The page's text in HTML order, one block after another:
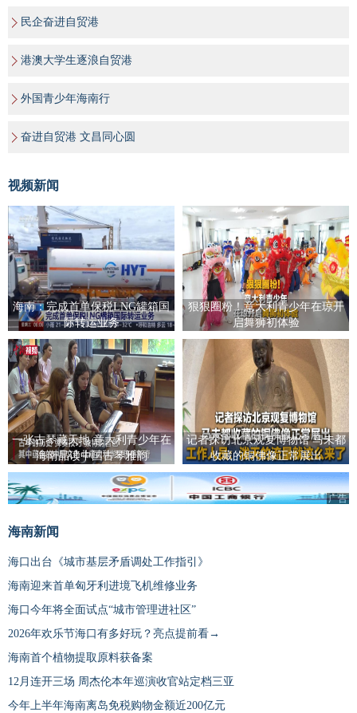
民企奋进自贸港
港澳大学生逐浪自贸港
外国青少年海南行
奋进自贸港 文昌同心圆
视频新闻
海南：完成首单保税LNG罐箱国
际转运业务
狠狠圈粉！意大利青少年在琼开
启舞狮初体验
一张古琴藏天地 意大利青少年在
海南品读中国古琴雅韵
记者探访北京观复博物馆 马未都
收藏的铜佛像正常展出
广告
海南新闻
海口出台《城市基层矛盾调处工作指引》
海南迎来首单匈牙利进境飞机维修业务
海口今年将全面试点“城市管理进社区”
2026年欢乐节海口有多好玩？亮点提前看→
海南首个植物提取原料获备案
12月连开三场 周杰伦本年巡演收官站定档三亚
今年上半年海南离岛免税购物金额近200亿元